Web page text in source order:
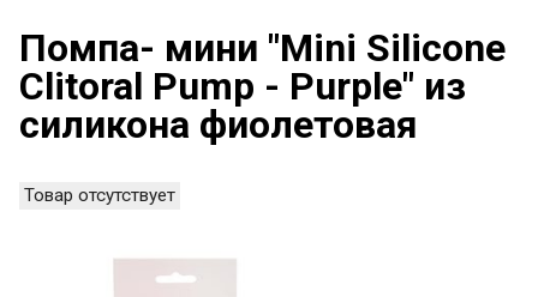
Помпа- мини "Mini Silicone
Clitoral Pump - Purple" из
силикона фиолетовая
Товар отсутствует